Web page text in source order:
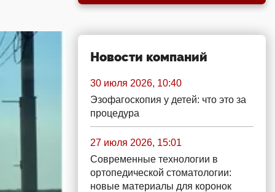
Новости компаний
30 июля 2026, 10:40
Эзофагоскопия у детей: что это за
процедура
27 июля 2026, 15:01
Современные технологии в
ортопедической стоматологии:
новые материалы для коронок